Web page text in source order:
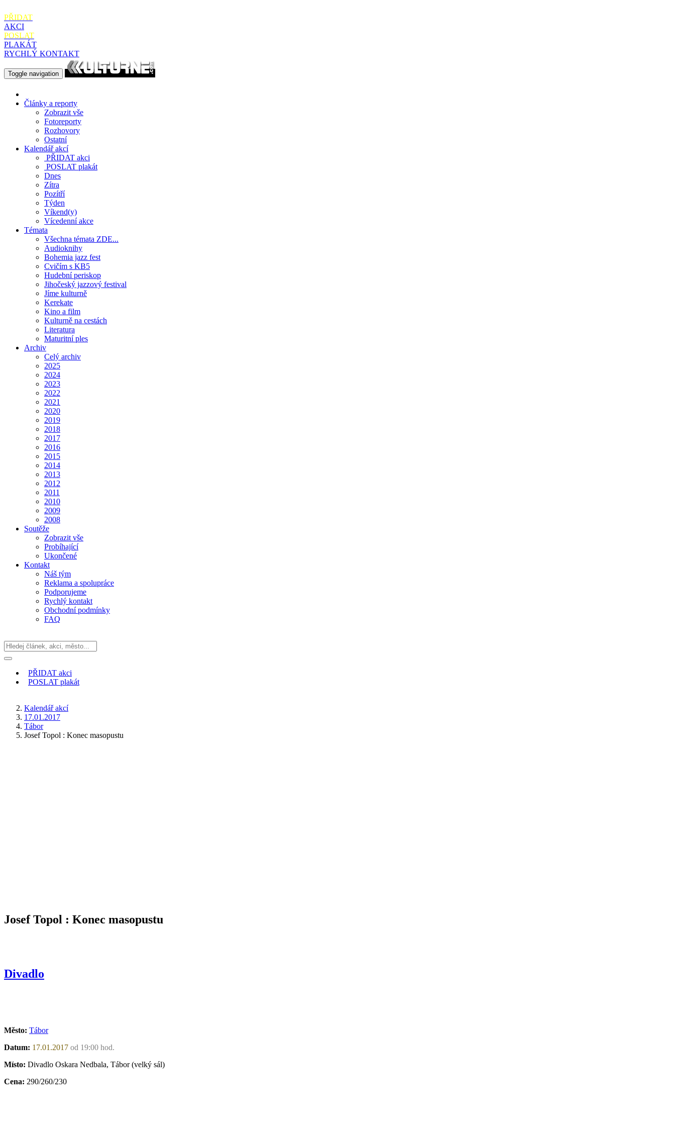
PŘIDAT
AKCI
POSLAT
PLAKÁT
RYCHLÝ KONTAKT
Toggle navigation
Články a reporty
Zobrazit vše
Fotoreporty
Rozhovory
Ostatní
Kalendář akcí
PŘIDAT akci
POSLAT plakát
Dnes
Zítra
Pozítří
Týden
Víkend(y)
Vícedenní akce
Témata
Všechna témata ZDE...
Audioknihy
Bohemia jazz fest
Cvičím s KB5
Hudební periskop
Jihočeský jazzový festival
Jíme kulturně
Kerekate
Kino a film
Kulturně na cestách
Literatura
Maturitní ples
Archiv
Celý archiv
2025
2024
2023
2022
2021
2020
2019
2018
2017
2016
2015
2014
2013
2012
2011
2010
2009
2008
Soutěže
Zobrazit vše
Probíhající
Ukončené
Kontakt
Náš tým
Reklama a spolupráce
Podporujeme
Rychlý kontakt
Obchodní podmínky
FAQ
PŘIDAT akci
POSLAT plakát
Kalendář akcí
17.01.2017
Tábor
Josef Topol : Konec masopustu
Josef Topol : Konec masopustu
Divadlo
Město: Tábor
Datum: 17.01.2017 od 19:00 hod.
Místo: Divadlo Oskara Nedbala, Tábor (velký sál)
Cena: 290/260/230